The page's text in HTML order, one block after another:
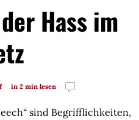
Hass im
in 2 min lesen
sind Begrifflichkeiten,